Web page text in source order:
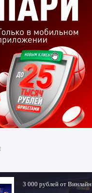
3 000 рублей от Винлайн